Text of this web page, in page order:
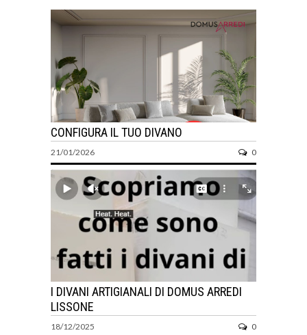
CONFIGURA IL TUO DIVANO
21/01/2026 0
I DIVANI ARTIGIANALI DI DOMUS ARREDI
LISSONE
18/12/2025 0